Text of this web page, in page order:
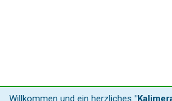
Willkommen und ein herzliches